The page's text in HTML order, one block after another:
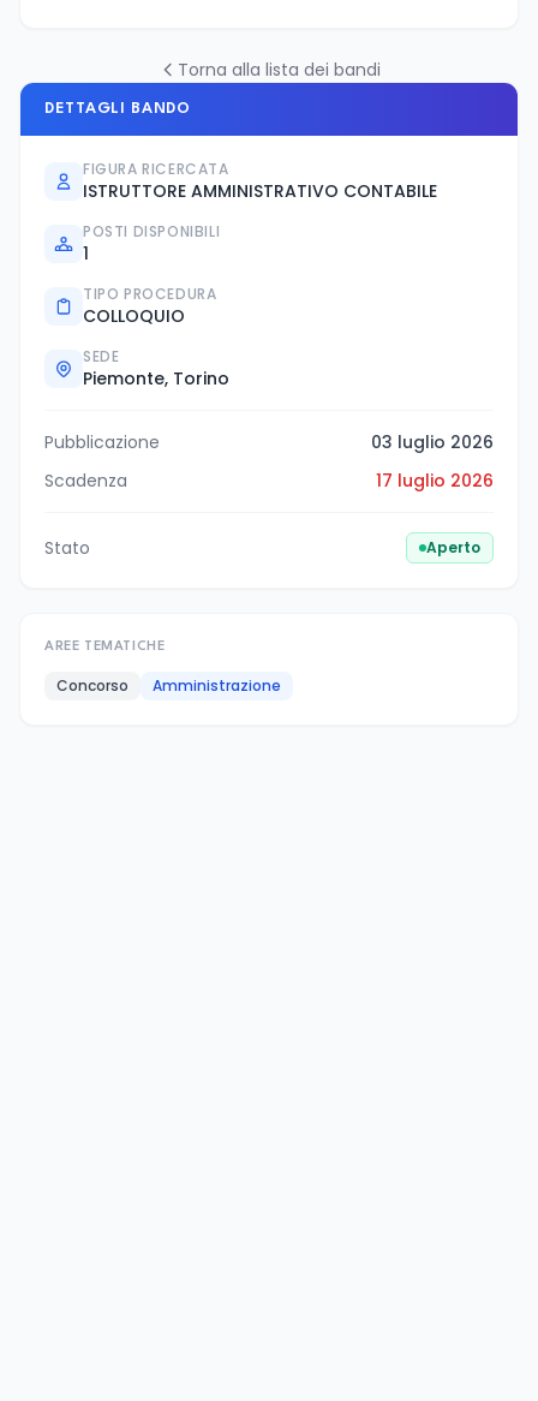
Torna alla lista dei bandi
DETTAGLI BANDO
FIGURA RICERCATA
ISTRUTTORE AMMINISTRATIVO CONTABILE
POSTI DISPONIBILI
1
TIPO PROCEDURA
COLLOQUIO
SEDE
Piemonte, Torino
Pubblicazione
03 luglio 2026
Scadenza
17 luglio 2026
Stato Aperto
AREE TEMATICHE
Concorso Amministrazione